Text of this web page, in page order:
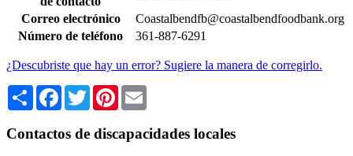
Correo electrónico
Coastalbendfb@coastalbendfoodbank.org
Número de teléfono
361-887-6291
¿Descubriste que hay un error? Sugiere la manera de corregirlo.
Share Facebook
TwitterPinterest
Contactos de discapacidades locales